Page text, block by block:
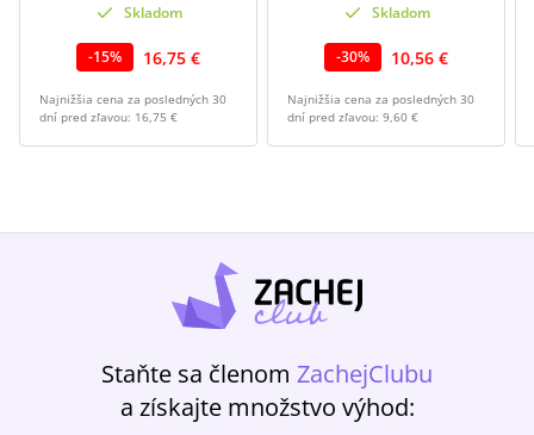
Skladom
-15% 16,75 €
Najnižšia cena za posledných 30
dní pred zľavou: 16,75 €
Skladom
-30% 10,56 €
Najnižšia cena za posledných 30
dní pred zľavou: 9,60 €
Staňte sa členom ZachejClubu
a získajte množstvo výhod: